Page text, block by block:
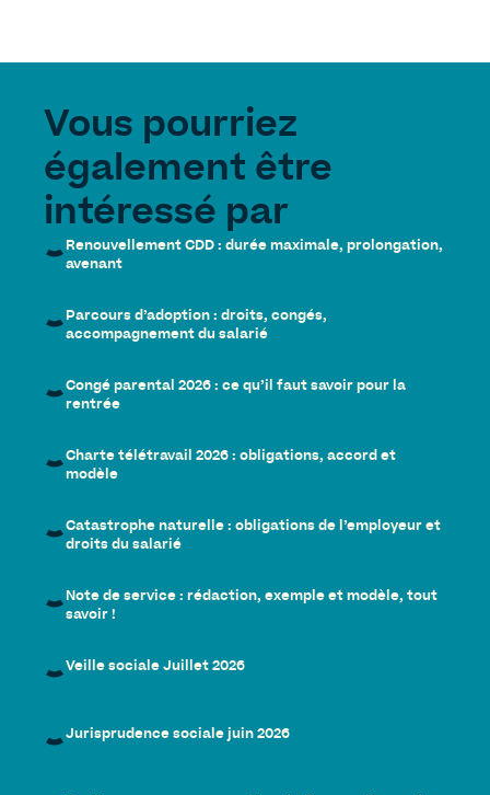
Vous pourriez
également être
intéressé par
Renouvellement CDD : durée maximale, prolongation,
avenant
Parcours d’adoption : droits, congés,
accompagnement du salarié
Congé parental 2026 : ce qu’il faut savoir pour la
rentrée
Charte télétravail 2026 : obligations, accord et
modèle
Catastrophe naturelle : obligations de l’employeur et
droits du salarié
Note de service : rédaction, exemple et modèle, tout
savoir !
Veille sociale Juillet 2026
Jurisprudence sociale juin 2026